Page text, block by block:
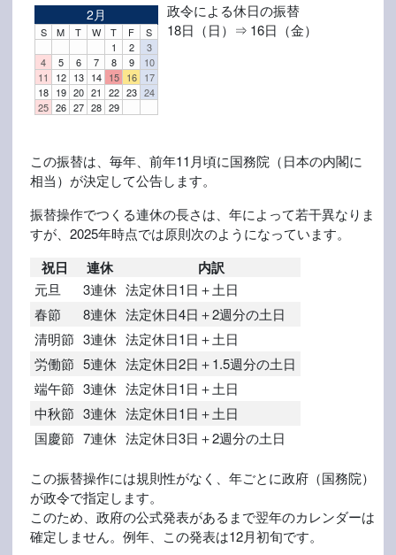
2月
S M T W T F
S
1
2
3
4
5 6 7 8 9
10
11
12 13 14 15 16 17
18 19 20 21 22 23 24
25 26 27 28 29
政令による休日の振替
18日（日）⇒ 16日（金）
この振替は、毎年、前年11月頃に国務院（日本の内閣に
相当）が決定して公告します。
振替操作でつくる連休の長さは、年によって若干異なりま
すが、2025年時点では原則次のようになっています。
祝日 連休 内訳
元旦 3連休 法定休日1日＋土日
春節
8連休 法定休日4日＋2週分の土日
清明節 3連休 法定休日1日＋土日
労働節 5連休 法定休日2日＋1.5週分の土日
端午節 3連休 法定休日1日＋土日
中秋節 3連休 法定休日1日＋土日
国慶節 7連休 法定休日3日＋2週分の土日
この振替操作には規則性がなく、年ごとに政府（国務院）
が政令で指定します。
このため、政府の公式発表があるまで翌年のカレンダーは
確定しません。例年、この発表は12月初旬です。